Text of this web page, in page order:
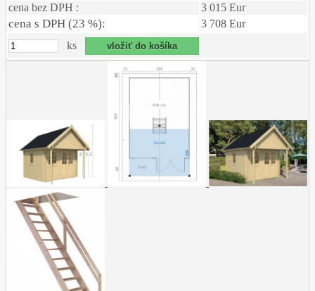
cena bez DPH :
3 015 Eur
cena s DPH (23 %):
3 708 Eur
ks